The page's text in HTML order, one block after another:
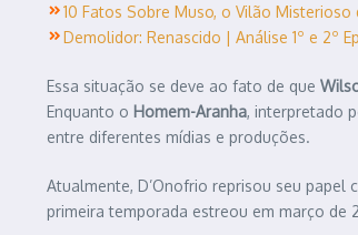
10 Fatos Sobre Muso, o Vilão
Demolidor: Renascido | Análise 1º e 2º
Essa situação se deve ao fato de que
Enquanto o Homem-Aranha, interpretado
entre diferentes mídias e produções.​
Atualmente, D’Onofrio reprisou seu papel
primeira temporada estreou em março de